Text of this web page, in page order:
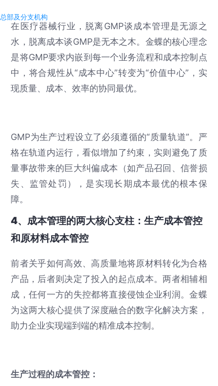
总部及分支机构
在医疗器械行业，脱离GMP谈成本管理是无源之
水，脱离成本谈GMP是无本之木。金蝶的核心理念
是将GMP要求内嵌到每一个业务流程和成本控制点
中，将合规性从“成本中心”转变为“价值中心”，实
现质量、成本、效率的协同最优。
GMP为生产过程设立了必须遵循的“质量轨道”。严
格在轨道内运行，看似增加了约束，实则避免了质
量事故带来的巨大纠偏成本（如产品召回、信誉损
失、监管处罚），是实现长期成本最优的根本保
障。
4、成本管理的两大核心支柱：生产成本管控
和原材料成本管控
前者关乎如何高效、高质量地将原材料转化为合格
产品，后者则决定了投入的起点成本。两者相辅相
成，任何一方的失控都将直接侵蚀企业利润。金蝶
为这两大核心提供了深度融合的数字化解决方案，
助力企业实现端到端的精准成本控制。
生产过程的成本管控：